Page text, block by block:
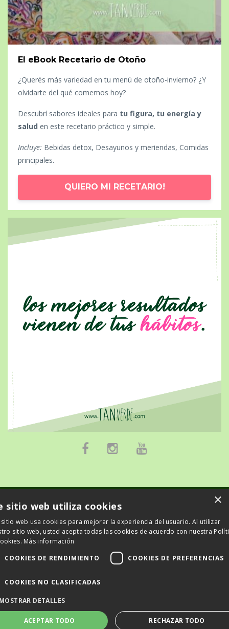
El eBook Recetario de Otoño
¿Querés más variedad en tu menú de otoño-invierno? ¿Y
olvidarte del qué comemos hoy?
Descubrí sabores ideales para tu figura, tu energía y
salud en este recetario práctico y simple.
Incluye: Bebidas detox, Desayunos y meriendas, Comidas
principales.
QUIERO MI RECETARIO!
© 2026 TanVerde
Powered by Kajabi
Terms
×
sitio web utiliza cookies
sitio web usa cookies para mejorar la experiencia del usuario. Al utilizar
sitio web, usted acepta todas las cookies de acuerdo con nuestra
Más información
COOKIES DE RENDIMIENTO
COOKIES DE PREFERENCIAS
COOKIES NO CLASIFICADAS
DETALLES
ACEPTAR TODO RECHAZAR TODO